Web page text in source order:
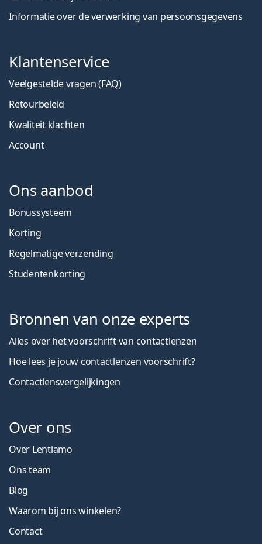
Informatie over de verwerking van persoonsgegevens
Klantenservice
Veelgestelde vragen (FAQ)
Retourbeleid
Kwaliteit klachten
Account
Ons aanbod
Bonussysteem
Korting
Regelmatige verzending
Studentenkorting
Bronnen van onze experts
Alles over het voorschrift van contactlenzen
Hoe lees je jouw contactlenzen voorschrift?
Contactlensvergelijkingen
Over ons
Over Lentiamo
Ons team
Blog
Waarom bij ons winkelen?
Contact